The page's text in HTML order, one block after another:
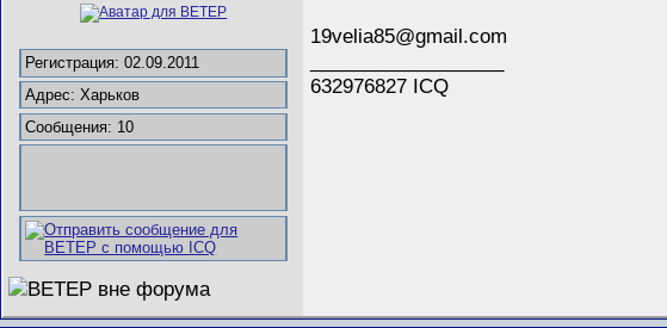
Регистрация: 02.09.2011
Адрес: Харьков
Сообщения: 10
19velia85@gmail.com
632976827 ICQ